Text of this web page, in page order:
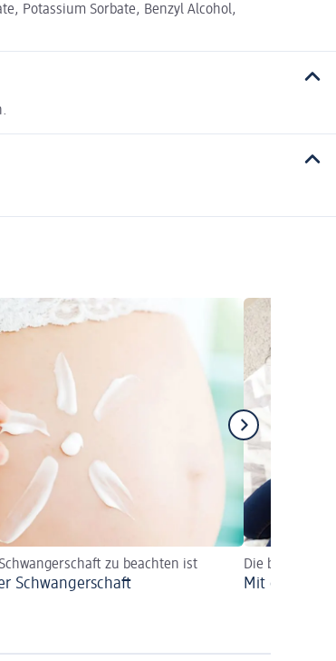
Potassium Sorbate, Benzyl Alcohol,
zu beachten ist
Schwangerschaft
Die
Mit einer